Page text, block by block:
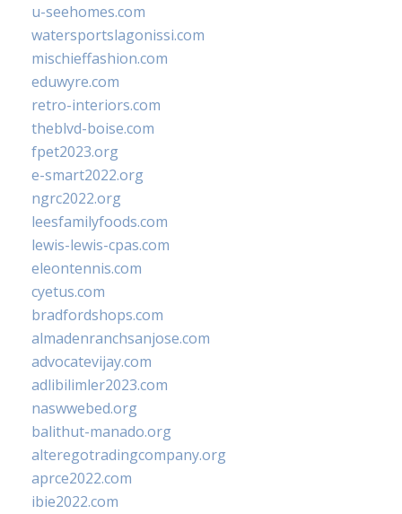
u-seehomes.com
watersportslagonissi.com
mischieffashion.com
eduwyre.com
retro-interiors.com
theblvd-boise.com
fpet2023.org
e-smart2022.org
ngrc2022.org
leesfamilyfoods.com
lewis-lewis-cpas.com
eleontennis.com
cyetus.com
bradfordshops.com
almadenranchsanjose.com
advocatevijay.com
adlibilimler2023.com
naswwebed.org
balithut-manado.org
alteregotradingcompany.org
aprce2022.com
ibie2022.com